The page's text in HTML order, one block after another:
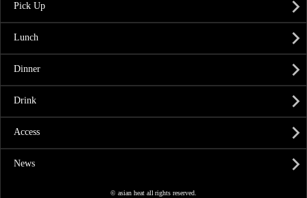
Pick Up
Lunch
Dinner
Drink
Access
News
© asian heat all rights reserved.